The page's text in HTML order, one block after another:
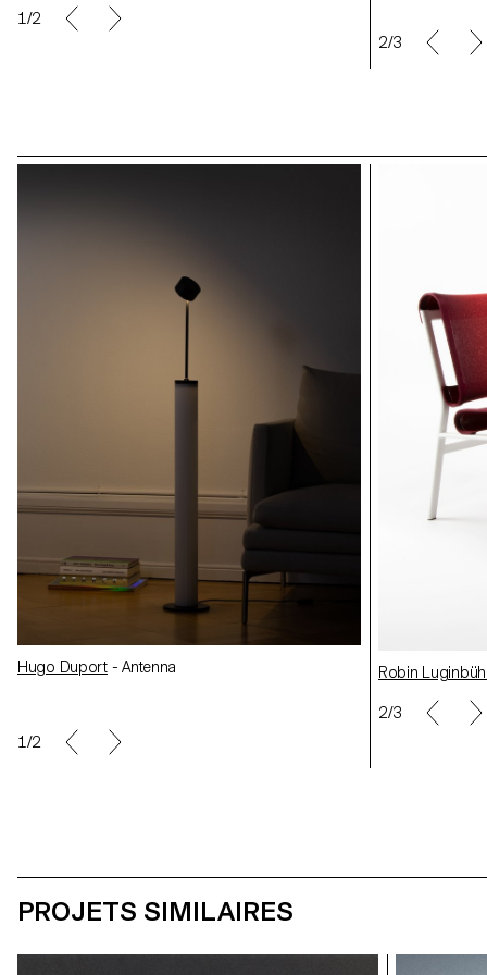
1/2
2/3
Hugo Duport- Antenna
Hugo Duport -
1/2
Robin Luginbühl- 0-pad Robin Luginbühl
2/3
Aleksandra Nazarova- Girka
PROJETS SIMILAIRES